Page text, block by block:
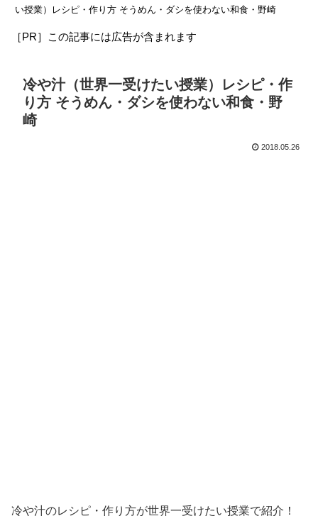
い授業）レシピ・作り方 そうめん・ダシを使わない和食・野崎
［PR］この記事には広告が含まれます
冷や汁（世界一受けたい授業）レシピ・作
り方 そうめん・ダシを使わない和食・野
崎
2018.05.26
冷や汁のレシピ・作り方が世界一受けたい授業で紹介！